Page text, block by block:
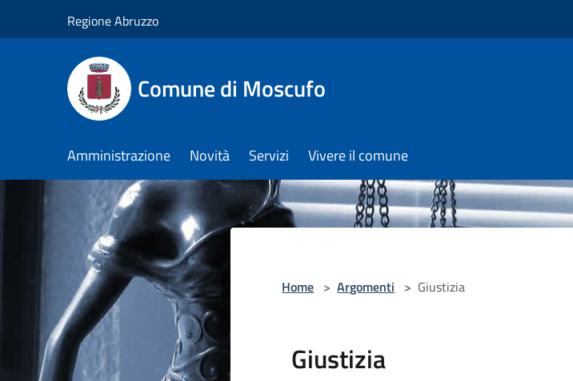
Regione Abruzzo
Comune di Moscufo
Amministrazione Novità Servizi Vivere il comune
Home > Argomenti > Giustizia
Giustizia